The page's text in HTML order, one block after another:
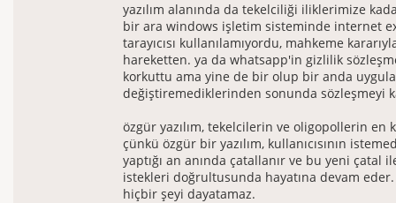
yazılım alanında da tekelciliği iliklerimize
bir ara windows işletim sisteminde internet
tarayıcısı kullanılamıyordu, mahkeme
hareketten. ya da whatsapp'in gizlilik
korkuttu ama yine de bir olup bir anda
değiştiremediklerinden sonunda sözleşmeyi
özgür yazılım, tekelcilerin ve oligopollerin en
çünkü özgür bir yazılım, kullanıcısının
yaptığı an anında çatallanır ve bu yeni çatal
istekleri doğrultusunda hayatına devam eder.
hiçbir şeyi dayatamaz.